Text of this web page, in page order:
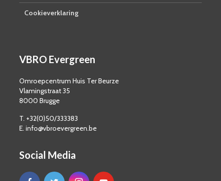
Cookieverklaring
VBRO Evergreen
Omroepcentrum Huis Ter Beurze
Vlamingstraat 35
8000 Brugge
T. +32(0)50/333383
E. info@vbroevergreen.be
Social Media